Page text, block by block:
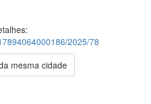
2025/78
mesma cidade